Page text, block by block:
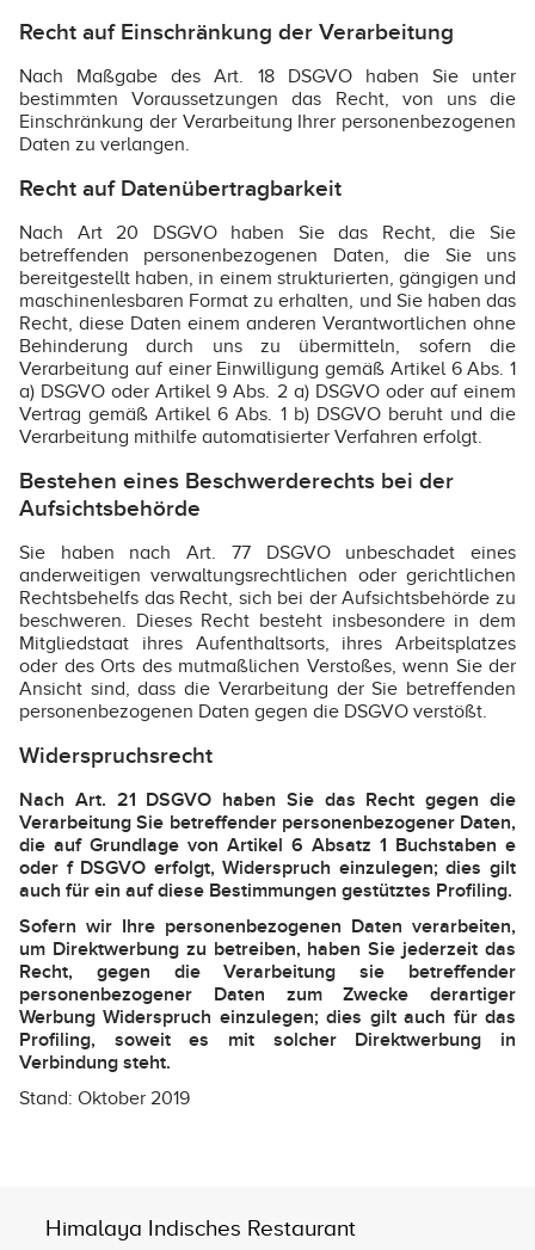
Recht auf Einschränkung der Verarbeitung
Nach Maßgabe des Art. 18 DSGVO haben Sie unter
bestimmten Voraussetzungen das Recht, von uns die
Einschränkung der Verarbeitung Ihrer personenbezogenen
Daten zu verlangen.
Recht auf Datenübertragbarkeit
Nach Art 20 DSGVO haben Sie das Recht, die Sie
betreffenden personenbezogenen Daten, die Sie uns
bereitgestellt haben, in einem strukturierten, gängigen und
maschinenlesbaren Format zu erhalten, und Sie haben das
Recht, diese Daten einem anderen Verantwortlichen ohne
Behinderung durch uns zu übermitteln, sofern die
Verarbeitung auf einer Einwilligung gemäß Artikel 6 Abs. 1
a) DSGVO oder Artikel 9 Abs. 2 a) DSGVO oder auf einem
Vertrag gemäß Artikel 6 Abs. 1 b) DSGVO beruht und die
Verarbeitung mithilfe automatisierter Verfahren erfolgt.
Bestehen eines Beschwerderechts bei der
Aufsichtsbehörde
Sie haben nach Art. 77 DSGVO unbeschadet eines
anderweitigen verwaltungsrechtlichen oder gerichtlichen
Rechtsbehelfs das Recht, sich bei der Aufsichtsbehörde zu
beschweren. Dieses Recht besteht insbesondere in dem
Mitgliedstaat ihres Aufenthaltsorts, ihres Arbeitsplatzes
oder des Orts des mutmaßlichen Verstoßes, wenn Sie der
Ansicht sind, dass die Verarbeitung der Sie betreffenden
personenbezogenen Daten gegen die DSGVO verstößt.
Widerspruchsrecht
Nach Art. 21 DSGVO haben Sie das Recht gegen die
Verarbeitung Sie betreffender personenbezogener Daten,
die auf Grundlage von Artikel 6 Absatz 1 Buchstaben e
oder f DSGVO erfolgt, Widerspruch einzulegen; dies gilt
auch für ein auf diese Bestimmungen gestütztes Profiling.
Sofern wir Ihre personenbezogenen Daten verarbeiten,
um Direktwerbung zu betreiben, haben Sie jederzeit das
Recht, gegen die Verarbeitung sie betreffender
personenbezogener Daten zum Zwecke derartiger
Werbung Widerspruch einzulegen; dies gilt auch für das
Profiling, soweit es mit solcher Direktwerbung in
Verbindung steht.
Stand: Oktober 2019
Himalaya Indisches Restaurant